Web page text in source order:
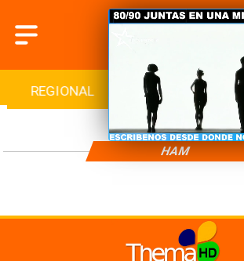
REGIONAL INTERNACIONAL
HAM